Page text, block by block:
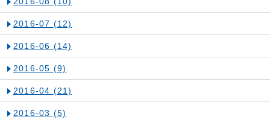
2016-07 (12)
2016-06 (14)
2016-05 (9)
2016-04 (21)
2016-03 (5)